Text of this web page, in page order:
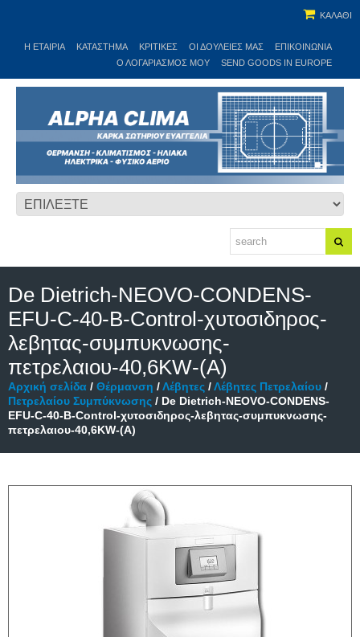
ΚΑΛΑΘΙ
Η ΕΤΑΙΡΊΑ ΚΑΤΆΣΤΗΜΑ ΚΡΙΤΙΚΕΣ ΟΙ ΔΟΥΛΕΙΈΣ ΜΑΣ
ΕΠΙΚΟΙΝΩΝΊΑ
Ο ΛΟΓΑΡΙΑΣΜΌΣ ΜΟΥ
SEND GOODS IN EUROPE
De Dietrich-NEOVO-CONDENS-
EFU-C-40-B-Control-χυτοσιδηρος-
λεβητας-συμπυκνωσης-
πετρελαιου-40,6KW-(Α)
Αρχική σελίδα / Θέρμανση /Λέβητες /Λέβητες Πετρελαίου /
Πετρελαίου Συμπύκνωσης / De Dietrich-NEOVO-CONDENS-
EFU-C-40-B-Control-χυτοσιδηρος-λεβητας-συμπυκνωσης-
πετρελαιου-40,6KW-(Α)